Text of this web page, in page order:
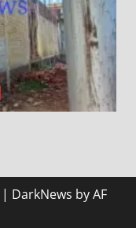
| DarkNews by AF